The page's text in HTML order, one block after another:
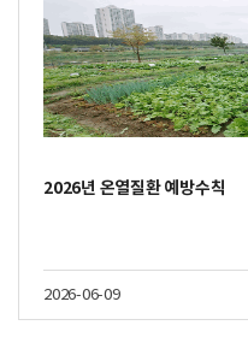
2026년 온열질환 예방수칙
2026-06-09